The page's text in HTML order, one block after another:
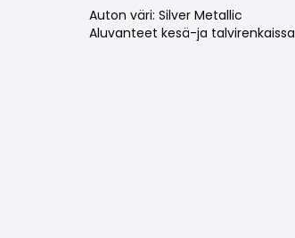
Auton väri: Silver Metallic
Aluvanteet kesä-ja talvirenkaissa